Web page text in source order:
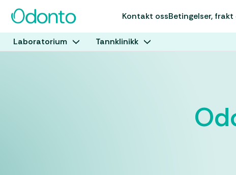
Kontakt ossBetingelser,
Laboratorium Tannklinikk